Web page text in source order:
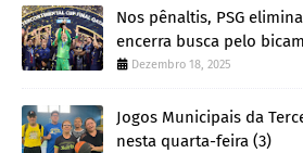
Nos pênaltis, PSG
encerra busca pelo
Dezembro 18, 2025
Jogos Municipais da
nesta quarta-feira (3)